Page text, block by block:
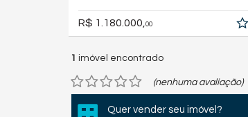
R$ 1.180.000, 00
1 imóvel encontrado
(nenhuma avaliação)
Quer vender seu imóvel?